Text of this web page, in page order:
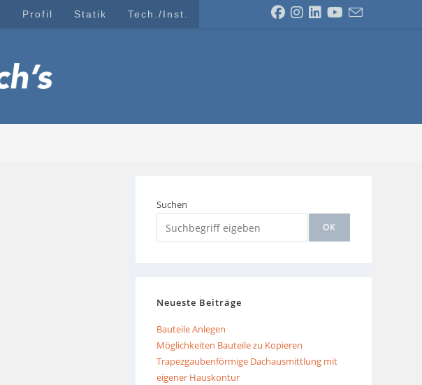
Profil Statik Tech./Inst.
Suchen
OK
Neueste Beiträge
Bauteile Anlegen
Möglichkeiten Bauteile zu Kopieren
Trapezgaubenförmige Dachausmittlung mit
eigener Hauskontur